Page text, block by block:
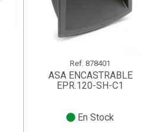
Ref. 878401
ASA ENCASTRABLE
EPR.120-SH-C1
En Stock